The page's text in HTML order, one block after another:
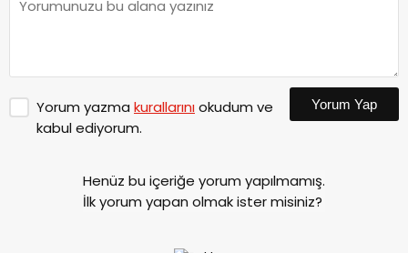
Yorum yazma kurallarınıokudum ve
kabul ediyorum.
Yorum Yap
Henüz bu içeriğe yorum yapılmamış.
İlk yorum yapan olmak ister misiniz?